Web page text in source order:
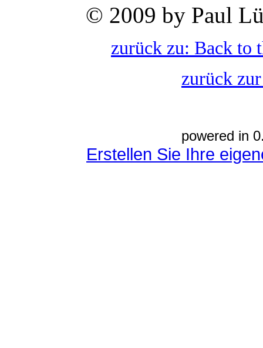
© 2009 by Paul
zurück zu: Back to
zurück
powered in
Erstellen Sie Ihre